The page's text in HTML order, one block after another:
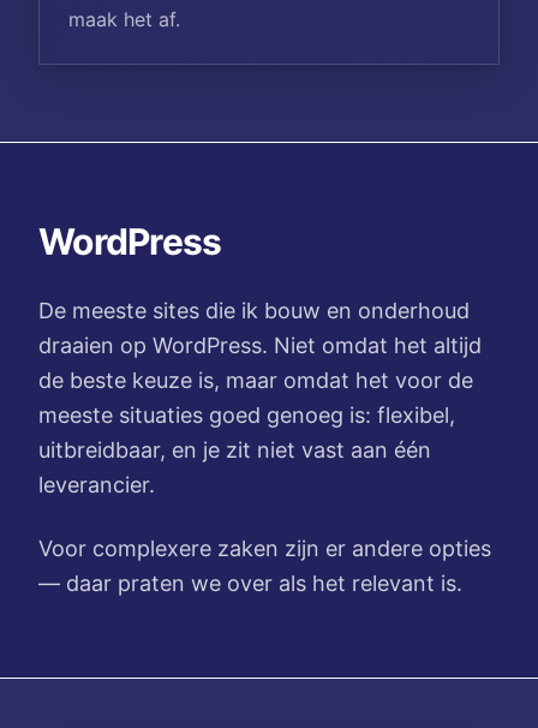
maak het af.
WordPress
De meeste sites die ik bouw en onderhoud
draaien op WordPress. Niet omdat het altijd
de beste keuze is, maar omdat het voor de
meeste situaties goed genoeg is: flexibel,
uitbreidbaar, en je zit niet vast aan één
leverancier.
Voor complexere zaken zijn er andere opties
— daar praten we over als het relevant is.